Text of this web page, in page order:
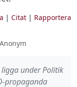
| Citat| Rapportera
under Politik
propaganda